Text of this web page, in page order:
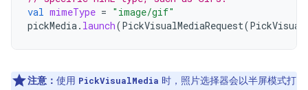
val mimeType = "image/gif"
pickMedia. launch(PickVisualMediaRequest(
注意： 使用 PickVisualMedia 时，照片选择器会以半屏模式打